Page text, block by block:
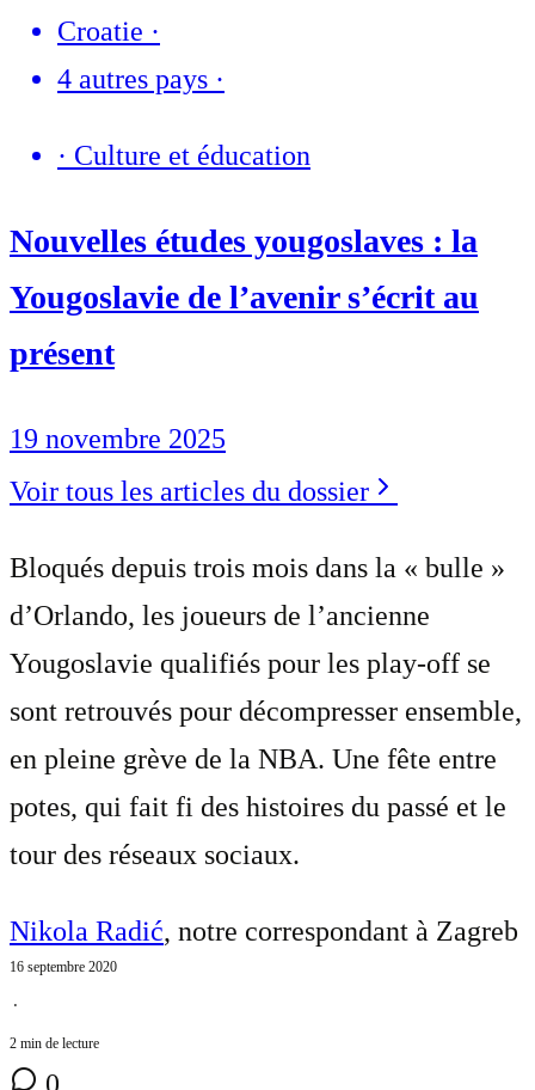
Croatie ·
4 autres pays ·
· Culture et éducation
Nouvelles études yougoslaves : la
Yougoslavie de l’avenir s’écrit au
présent
19 novembre 2025
Voir tous les articles du dossier
Bloqués depuis trois mois dans la « bulle »
d’Orlando, les joueurs de l’ancienne
Yougoslavie qualifiés pour les play-off se
sont retrouvés pour décompresser ensemble,
en pleine grève de la NBA. Une fête entre
potes, qui fait fi des histoires du passé et le
tour des réseaux sociaux.
Nikola Radić, notre correspondant à Zagreb
16 septembre 2020
⋅
2 min de lecture